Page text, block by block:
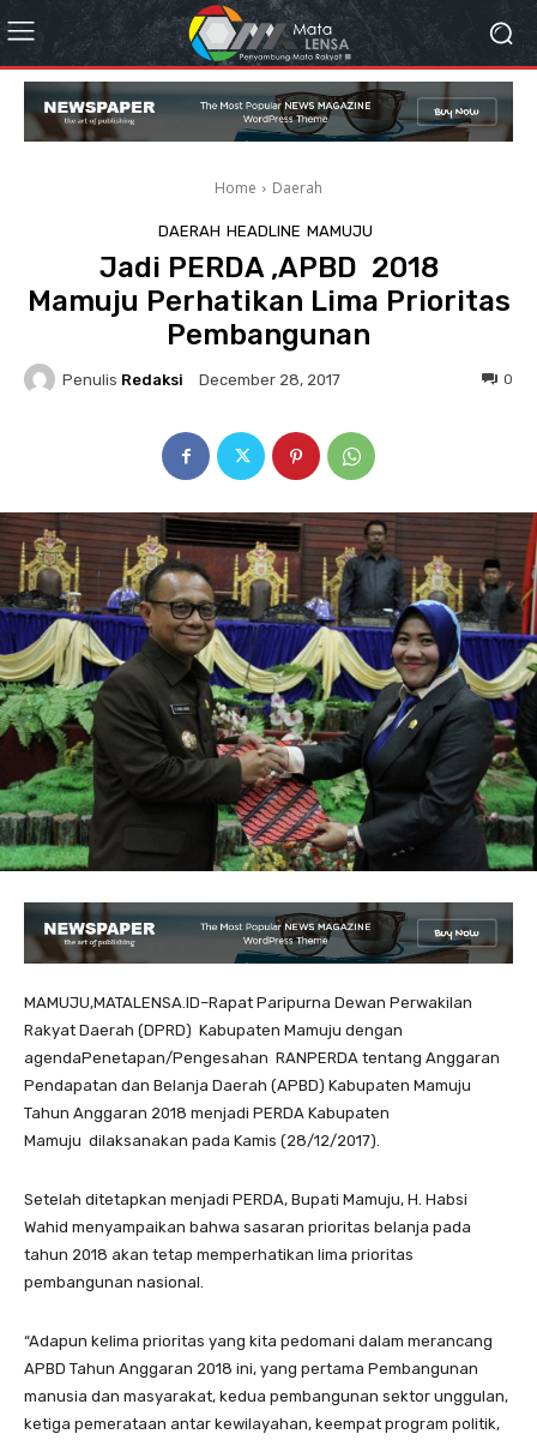
Home Daerah
DAERAH HEADLINE MAMUJU
Jadi PERDA ,APBD 2018
Mamuju Perhatikan Lima Prioritas
Pembangunan
Penulis Redaksi December 28, 2017 0
MAMUJU,MATALENSA.ID–Rapat Paripurna Dewan Perwakilan
Rakyat Daerah (DPRD) Kabupaten Mamuju dengan
agendaPenetapan/Pengesahan RANPERDA tentang Anggaran
Pendapatan dan Belanja Daerah (APBD) Kabupaten Mamuju
Tahun Anggaran 2018 menjadi PERDA Kabupaten
Mamuju dilaksanakan pada Kamis (28/12/2017).
Setelah ditetapkan menjadi PERDA, Bupati Mamuju, H. Habsi
Wahid menyampaikan bahwa sasaran prioritas belanja pada
tahun 2018 akan tetap memperhatikan lima prioritas
pembangunan nasional.
“Adapun kelima prioritas yang kita pedomani dalam merancang
APBD Tahun Anggaran 2018 ini, yang pertama Pembangunan
manusia dan masyarakat, kedua pembangunan sektor unggulan,
ketiga pemerataan antar kewilayahan, keempat program politik,